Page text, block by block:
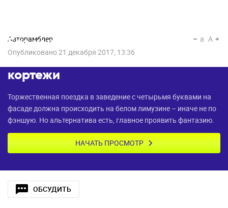
Авторамблер
Опубликовано21 декабря 2017, 13:36
a A
Без цыган и медведей: самые
оригинальные свадебные
кортежи
Торжественная поездка в заведение с четырьмя буквами на
фасаде должна происходить на белом лимузине – иначе не по
фэншую. Но альтернатива есть, главное проявить фантазию.
НАЧАТЬ ПРОСМОТР
ОБСУДИТЬ